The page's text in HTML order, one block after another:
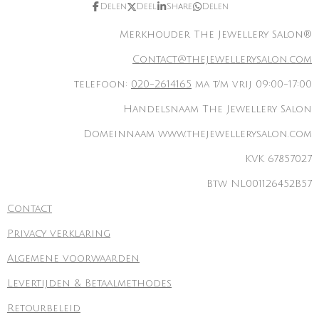
Delen Deel Share Delen
Merkhouder The Jewellery Salon®
Contact@thejewellerysalon.com
telefoon: 020-2614165 ma t/m vrij 09:00-17:00
Handelsnaam The Jewellery Salon
Domeinnaam www.thejewellerysalon.com
KVK 67857027
Btw NL001126452B57
Contact
Privacy verklaring
Algemene voorwaarden
Levertijden & Betaalmethodes
Retourbeleid